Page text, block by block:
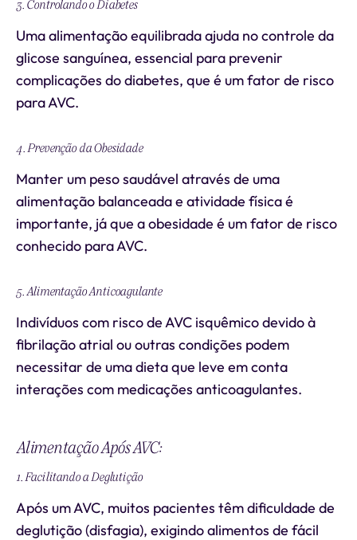
3. Controlando o Diabetes
Uma alimentação equilibrada ajuda no controle da
glicose sanguínea, essencial para prevenir
complicações do diabetes, que é um fator de risco
para AVC.
4. Prevenção da Obesidade
Manter um peso saudável através de uma
alimentação balanceada e atividade física é
importante, já que a obesidade é um fator de risco
conhecido para AVC.
5. Alimentação Anticoagulante
Indivíduos com risco de AVC isquêmico devido à
fibrilação atrial ou outras condições podem
necessitar de uma dieta que leve em conta
interações com medicações anticoagulantes.
Alimentação Após AVC:
1. Facilitando a Deglutição
Após um AVC, muitos pacientes têm dificuldade de
deglutição (disfagia), exigindo alimentos de fácil